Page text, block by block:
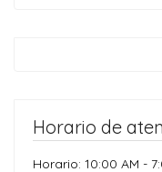
Horario de
Horario: 10:00 AM -